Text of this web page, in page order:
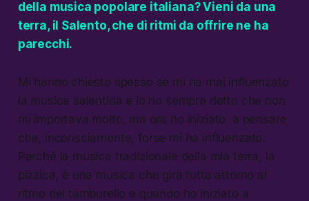
della musica popolare italiana? Vieni da una
terra, il Salento, che di ritmi da offrire ne ha
parecchi.
Mi hanno chiesto spesso se mi ha mai influenzato
la musica salentina e io ho sempre detto che non
mi importava molto, ma ora ho iniziato a pensare
che, inconsciamente, forse mi ha influenzato.
Perché la musica tradizionale della mia terra, la
pizzica, è una musica che gira tutta attorno al
ritmo del tamburello e quando ho iniziato a